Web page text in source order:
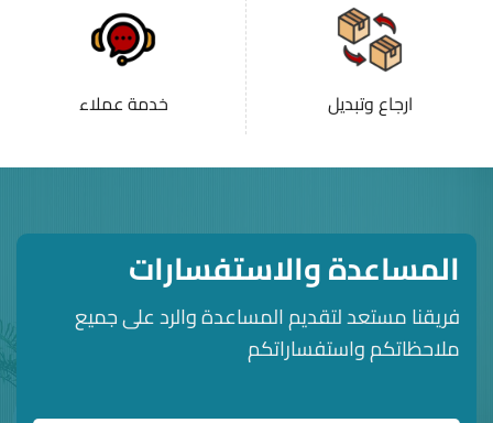
ارجاع وتبديل خدمة عملاء
المساعدة والاستفسارات
فريقنا مستعد لتقديم المساعدة والرد على جميع
ملاحظاتكم واستفساراتكم